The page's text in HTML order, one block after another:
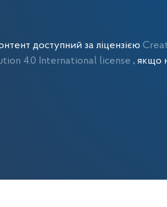
доступний за ліцензією
4.0 International license , якщо